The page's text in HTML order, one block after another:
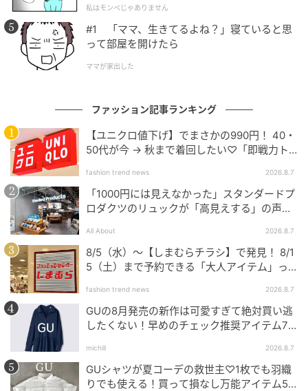
【ユニクロ新作】がアツい！ 発売したら即ゲ
ット推奨♡「注目アイテム」
私はモンペじゃありません
#1 「ママ、生きてるよね？」寝ていると思
って部屋を開けたら
ママが家出した
ファッション記事ランキング
【ユニクロ値下げ】でまさかの990円！ 40・
50代が今 → 秋まで着回したい♡「即戦力ト
fashion trend news 2026.8.7
「1000円には見えなかった」スタンダードプ
ロダクツのリュックが「高見えする」の声。
All About 2026.8.7
8/5（水）〜【しまむらチラシ】で発見！ 8/1
5（土）まで予約できる「大人アイテム」っ
fashion trend news 2026.8.7
GUの8月発売の新作は可愛すぎて絶対買い逃
したくない！早めのチェック推奨アイテム7
michill 2026.8.7
GUシャツが夏コーデの救世主♡1枚でも羽織
りでも使える！買って損なし万能アイテム5